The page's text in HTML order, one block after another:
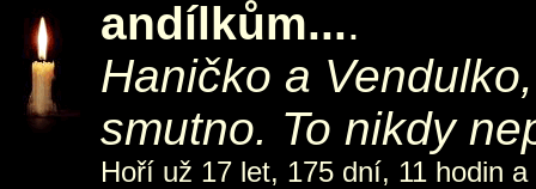
andílkům....
Haničko a
smutno. To nikdy
Hoří už 17 let, 175 dní, 11 hodin